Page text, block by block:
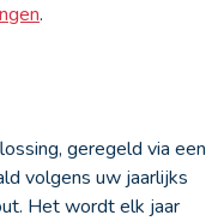
.
geregeld via een
volgens uw jaarlijks
Het wordt elk jaar